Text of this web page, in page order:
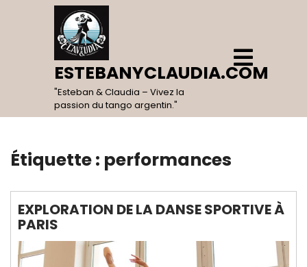
ESTEBANYCLAUDIA.COM
"Esteban & Claudia – Vivez la
passion du tango argentin."
Open
Menu
Étiquette : performances
EXPLORATION DE LA DANSE SPORTIVE À
PARIS